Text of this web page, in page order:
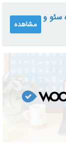
سئو و
مشاهده